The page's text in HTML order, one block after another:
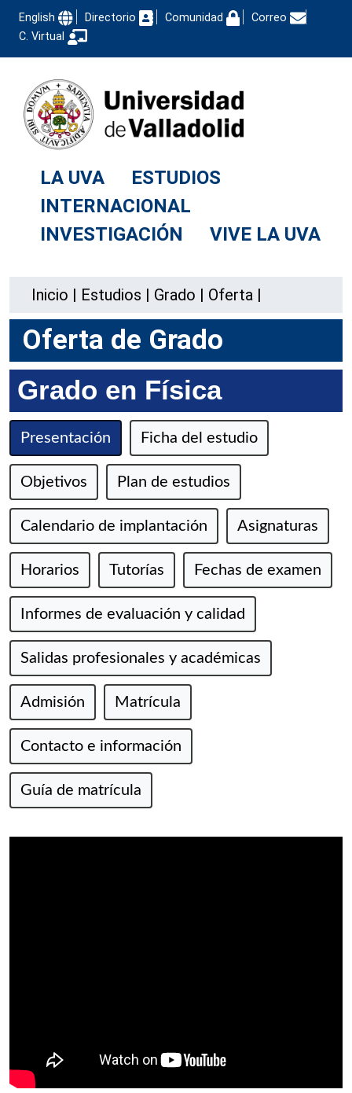
English Directorio Comunidad
Correo
C. Virtual
LA UVA
ESTUDIOS
INTERNACIONAL
INVESTIGACIÓN
VIVE LA UVA
Inicio | Estudios | Grado | Oferta |
Oferta de Grado
Grado en Física
Presentación Ficha del estudio
Objetivos Plan de estudios
Calendario de implantación Asignaturas
Horarios Tutorías Fechas de examen
Informes de evaluación y calidad
Salidas profesionales y académicas
Admisión Matrícula
Contacto e información
Guía de matrícula